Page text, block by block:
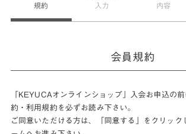
規約
入力
内容
会員規約
「KEYUCAオンラインショップ」入会お申込の
約・利用規約を必ずお読み下さい。
ご同意いただける方は、「同意する」をクリック